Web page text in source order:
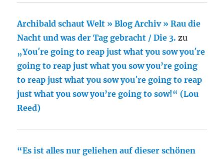
Archibald schaut Welt » Blog Archiv » Rau die
Nacht und was der Tag gebracht / Die 3. zu
„You′re going to reap just what you sow you′re
going to reap just what you sow you’re going
to reap just what you sow you′re going to reap
just what you sow you’re going to sow!“ (Lou
Reed)
“Es ist alles nur geliehen auf dieser schönen